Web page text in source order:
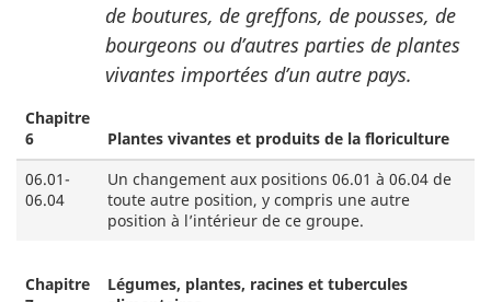
de boutures, de greffons, de pousses, de
bourgeons ou d’autres parties de plantes
vivantes importées d’un autre pays.
Chapitre
6
Plantes vivantes et produits de la floriculture
06.01-
06.04
Un changement aux positions 06.01 à 06.04 de
toute autre position, y compris une autre
position à l’intérieur de ce groupe.
Chapitre
Légumes, plantes, racines et tubercules